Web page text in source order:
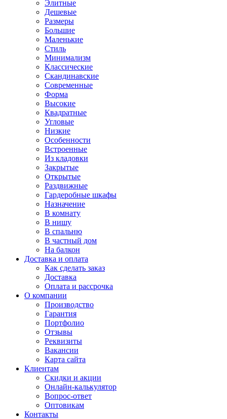
Элитные
Дешевые
Размеры
Большие
Маленькие
Стиль
Минимализм
Классические
Скандинавские
Современные
Форма
Высокие
Квадратные
Угловые
Низкие
Особенности
Встроенные
Из кладовки
Закрытые
Открытые
Раздвижные
Гардеробные шкафы
Назначение
В комнату
В нишу
В спальню
В частный дом
На балкон
Доставка и оплата
Как сделать заказ
Доставка
Оплата и рассрочка
О компании
Производство
Гарантия
Портфолио
Отзывы
Реквизиты
Вакансии
Карта сайта
Клиентам
Скидки и акции
Онлайн-калькулятор
Вопрос-ответ
Оптовикам
Контакты